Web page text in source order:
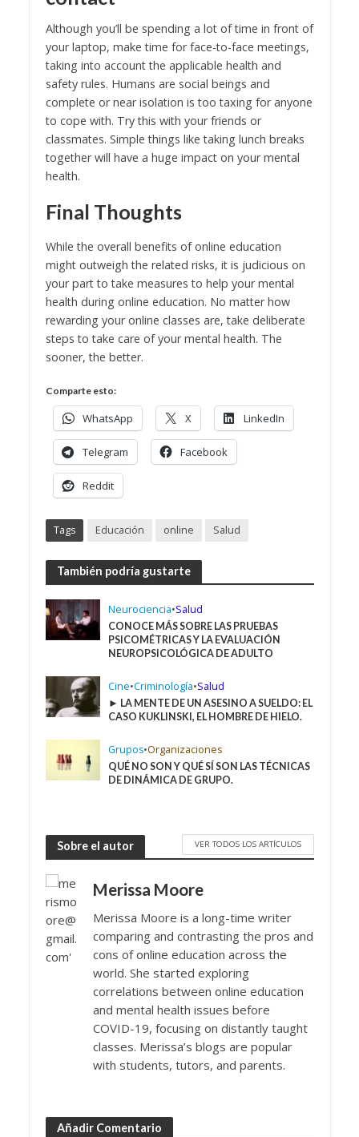
Although you’ll be spending a lot of time in front of
your laptop, make time for face-to-face meetings,
taking into account the applicable health and
safety rules. Humans are social beings and
complete or near isolation is too taxing for anyone
to cope with. Try this with your friends or
classmates. Simple things like taking lunch breaks
together will have a huge impact on your mental
health.
Final Thoughts
While the overall benefits of online education
might outweigh the related risks, it is judicious on
your part to take measures to help your mental
health during online education. No matter how
rewarding your online classes are, take deliberate
steps to take care of your mental health. The
sooner, the better.
Comparte esto:
WhatsApp X LinkedIn
Telegram Facebook
Reddit
Tags Educación online Salud
También podría gustarte
Neurociencia•Salud
CONOCE MÁS SOBRE LAS PRUEBAS
PSICOMÉTRICAS Y LA EVALUACIÓN
NEUROPSICOLÓGICA DE ADULTO
Cine•Criminología•Salud
► LA MENTE DE UN ASESINO A SUELDO: EL
CASO KUKLINSKI, EL HOMBRE DE HIELO.
Grupos•Organizaciones
QUÉ NO SON Y QUÉ SÍ SON LAS TÉCNICAS
DE DINÁMICA DE GRUPO.
Sobre el autor VER TODOS LOS ARTÍCULOS
Merissa Moore
Merissa Moore is a long-time writer
comparing and contrasting the pros and
cons of online education across the
world. She started exploring
correlations between online education
and mental health issues before
COVID-19, focusing on distantly taught
classes. Merissa’s blogs are popular
with students, tutors, and parents.
Añadir Comentario